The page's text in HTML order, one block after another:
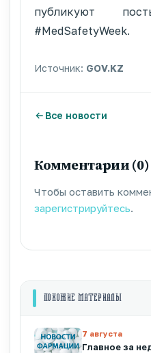
публикуют
#MedSafetyWeek.
Источник: GOV.KZ
Все новости
Комментарии (0)
Чтобы оставить
зарегистрируйтесь
ПОХОЖИЕ МАТЕРИАЛЫ
7 августа
Главное за